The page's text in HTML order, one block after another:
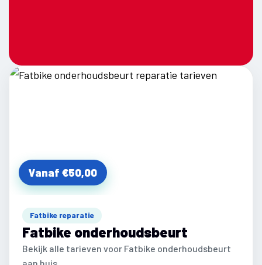
Vanaf €50,00
Fatbike reparatie
Fatbike onderhoudsbeurt
Bekijk alle tarieven voor Fatbike onderhoudsbeurt